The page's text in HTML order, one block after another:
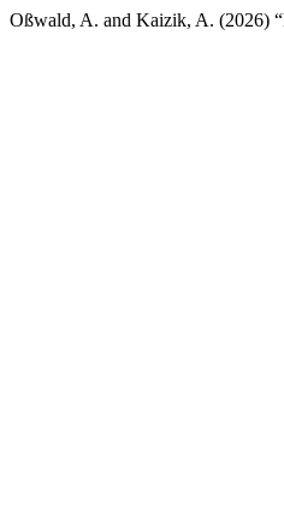
Oßwald, A. and Kaizik, A. (2026)